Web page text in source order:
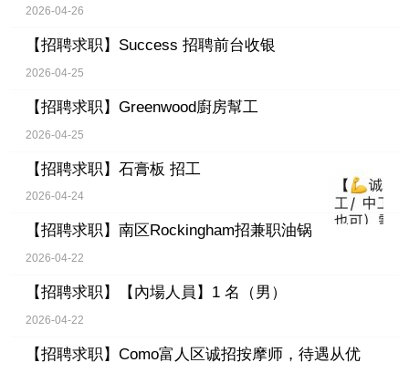
2026-04-26
【招聘求职】 Success 招聘前台收银
2026-04-25
【招聘求职】 Greenwood廚房幫工
2026-04-25
【招聘求职】 石膏板 招工
2026-04-24
【招聘求职】 南区Rockingham招兼职油锅
2026-04-22
【招聘求职】 【內場人員】1 名（男）
2026-04-22
【招聘求职】 Como富人区诚招按摩师，待遇从优